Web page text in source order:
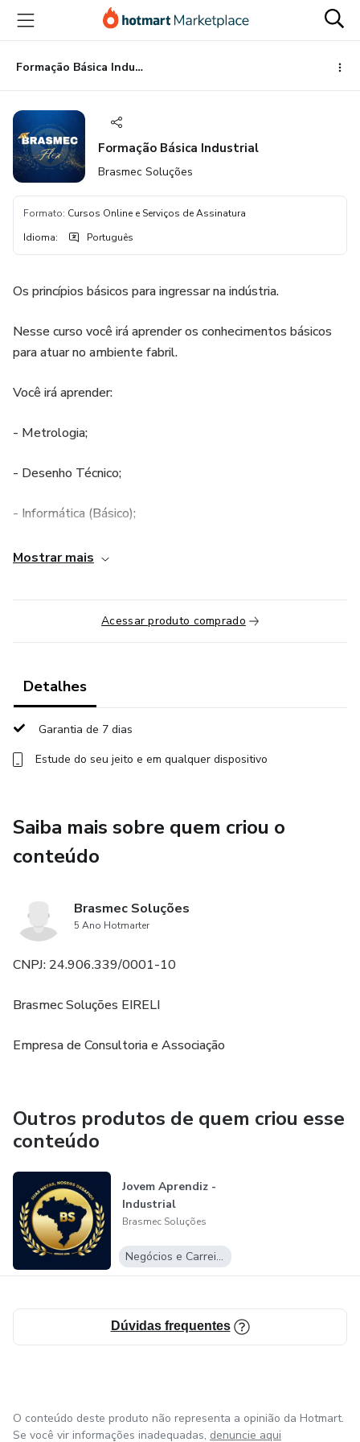
para
conteúdo
principal
para
pagamento
para
rodapé
Formação Básica Industrial
Formação Básica Industrial
Brasmec Soluções
Formato: Cursos Online e Serviços de Assinatura
Idioma: Português
Os princípios básicos para ingressar na indústria.
Nesse curso você irá aprender os conhecimentos básicos
para atuar no ambiente fabril.
Você irá aprender:
- Metrologia;
- Desenho Técnico;
- Informática (Básico);
- Segurança no Trabalho;
- Pneumática (Básico);
- Resistência dos Materiais;
- Eletricidade (Básico);
Mostrar mais
Acessar produto comprado
Detalhes
Garantia de 7 dias
Estude do seu jeito e em qualquer dispositivo
Saiba mais sobre quem criou o
conteúdo
Brasmec Soluções
5 Ano Hotmarter
CNPJ: 24.906.339/0001-10
Brasmec Soluções EIRELI
Empresa de Consultoria e Associação
Outros produtos de quem criou esse
conteúdo
Jovem Aprendiz -
Industrial
Brasmec Soluções
Negócios e Carreira
Dúvidas frequentes
O conteúdo deste produto não representa a opinião da Hotmart.
Se você vir informações inadequadas, denuncie aqui